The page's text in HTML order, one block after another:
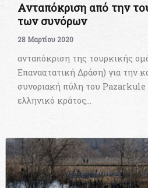
Ανταπόκριση από την
των συνόρων
28 Μαρτίου 2020
ανταπόκριση της τουρκικής
Επαναστατική Δράση) για την
συνοριακή πύλη του Pazarkule
ελληνικό κράτος…